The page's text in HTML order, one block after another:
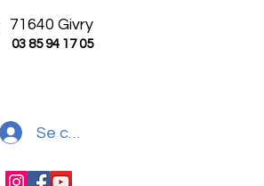
71640 Givry
03 85 94 17 05
Se connecter